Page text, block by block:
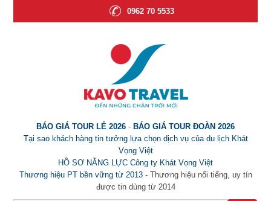
0962 70 5533
BÁO GIÁ TOUR LẺ 2026 - BÁO GIÁ TOUR ĐOÀN 2026
Tại sao khách hàng tin tưởng lựa chọn dịch vụ của du lịch Khát
Vọng Việt
HỒ SƠ NĂNG LỰC Công ty Khát Vọng Việt
Thương hiệu PT bền vững từ 2013- Thương hiệu nổi tiếng, uy tín
được tin dùng từ 2014